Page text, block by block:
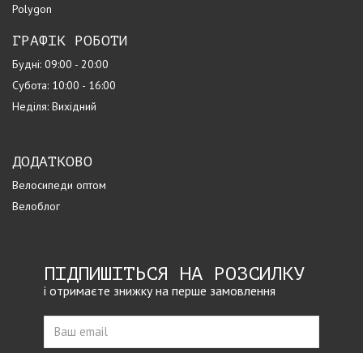
Polygon
ГРАФІК РОБОТИ
Будні: 09:00 - 20:00
Субота: 10:00 - 16:00
Неділя: Вихідний
ДОДАТКОВО
Велосипеди оптом
Велоблог
ПІДПИШІТЬСЯ НА РОЗСИЛКУ
і отримаєте знижку на перше замовлення